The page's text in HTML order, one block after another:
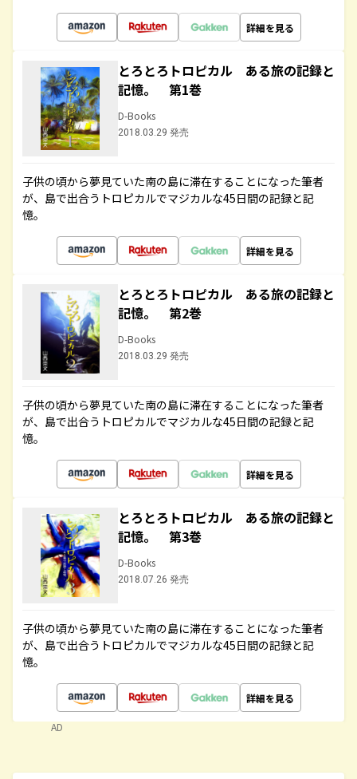
詳細を見る
とろとろトロピカル ある旅の記録と
記憶。 第1巻
D-Books
2018.03.29 発売
子供の頃から夢見ていた南の島に滞在することになった筆者
が、島で出合うトロピカルでマジカルな45日間の記録と記
憶。
詳細を見る
とろとろトロピカル ある旅の記録と
記憶。 第2巻
D-Books
2018.03.29 発売
子供の頃から夢見ていた南の島に滞在することになった筆者
が、島で出合うトロピカルでマジカルな45日間の記録と記
憶。
詳細を見る
とろとろトロピカル ある旅の記録と
記憶。 第3巻
D-Books
2018.07.26 発売
子供の頃から夢見ていた南の島に滞在することになった筆者
が、島で出合うトロピカルでマジカルな45日間の記録と記
憶。
詳細を見る
AD